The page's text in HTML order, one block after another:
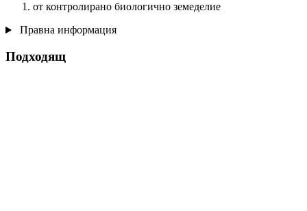
от контролирано биологично земеделие
Правна информация
Подходящ